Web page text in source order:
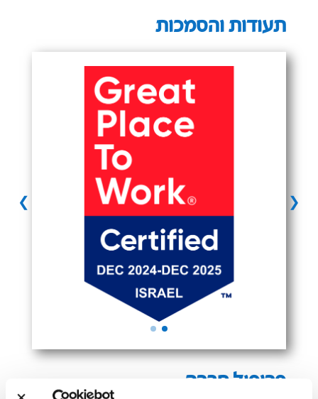
תעודות והסמכות
❮
❯
פרופיל חברה